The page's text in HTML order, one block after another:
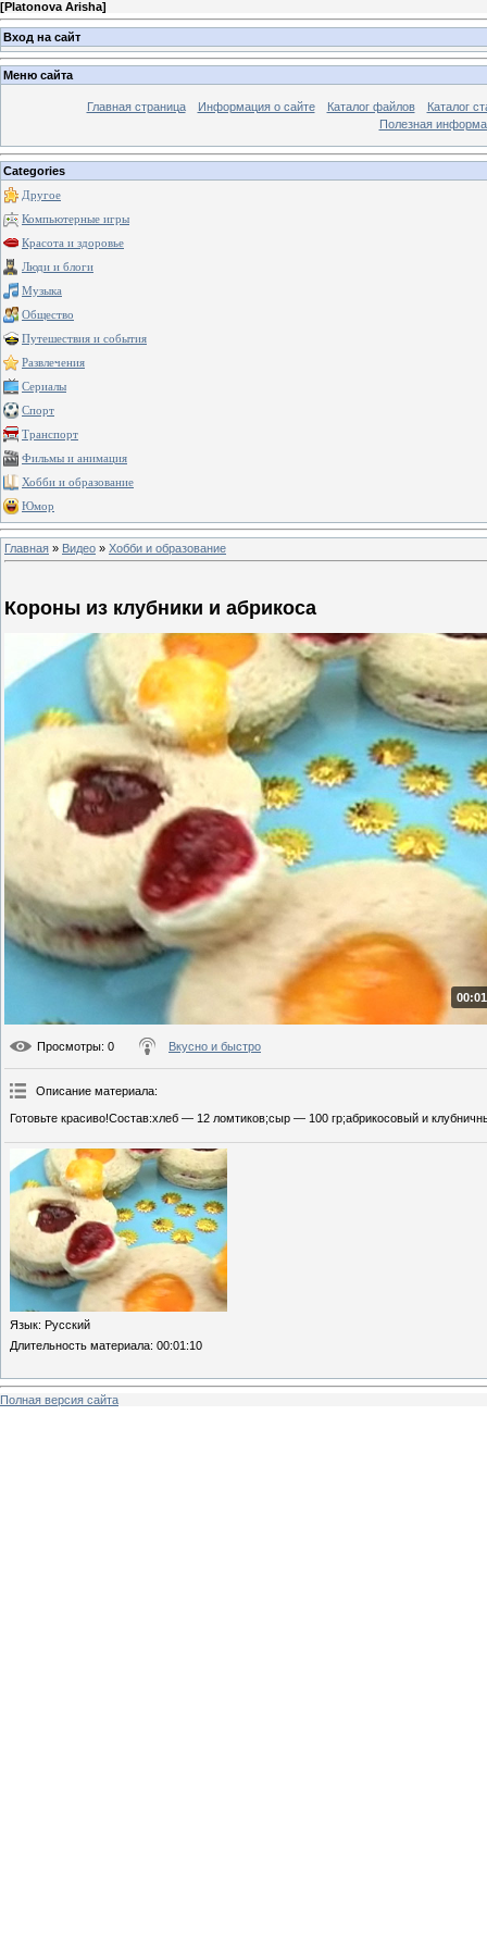
[Platonova Arisha]
Вход на сайт
Меню сайта
Главная страница Информация о сайте Каталог файлов
Каталог
Полезная
Categories
Другое
Компьютерные игры
Красота и здоровье
Люди и блоги
Музыка
Общество
Путешествия и события
Развлечения
Сериалы
Спорт
Транспорт
Фильмы и анимация
Хобби и образование
Юмор
Главная » Видео » Хобби и образование
Короны из клубники и абрикоса
Просмотры: 0 Вкусно и быстро
Описание материала:
Готовьте красиво!Состав:хлеб — 12 ломтиков;сыр — 100 гр;абрикосовый и
Язык: Русский
Длительность материала: 00:01:10
Полная версия сайта